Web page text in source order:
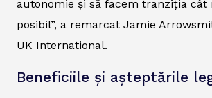
autonomie și să facem tranziția cât
posibil”, a remarcat Jamie
UK International.
Beneficiile și așteptările